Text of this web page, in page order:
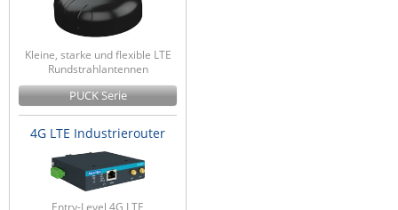
Kleine, starke und flexible LTE
Rundstrahlantennen
PUCK Serie
4G LTE Industrierouter